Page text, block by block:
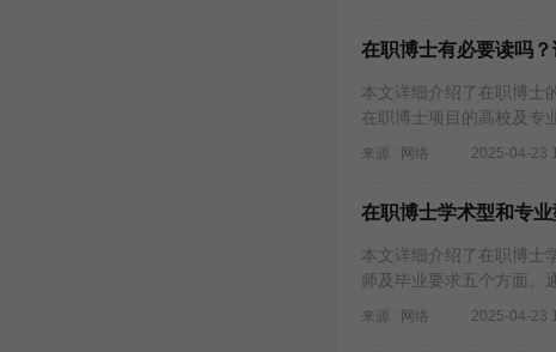
在职博士有必要读吗
本文详细介绍了在职博士
在职博士项目的高校及专
来源 : 网络 2025-04-23
在职博士学术型和专
本文详细介绍了在职博士
师及毕业要求五个方面。
来源 : 网络 2025-04-23